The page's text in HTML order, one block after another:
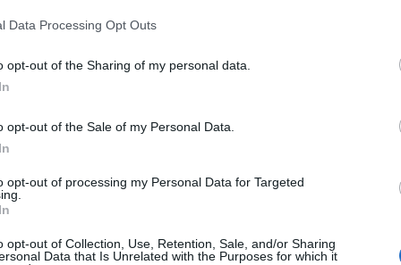
Data Processing Opt Outs
opt-out of the Sharing of my personal data.
opt-out of the Sale of my Personal Data.
opt-out of processing my Personal Data for Targeted
opt-out of Collection, Use, Retention, Sale, and/or Sharing
Data that Is Unrelated with the Purposes for which it
István
újszegedi produkciónak számító Szegedixie gálát
Jazz Band és a Molnár Dixieland Band.
Veszely Ernő
is zenélt együtt. Az idei Szegedixie jazz-nagyágyúja
évtizedei alatt.